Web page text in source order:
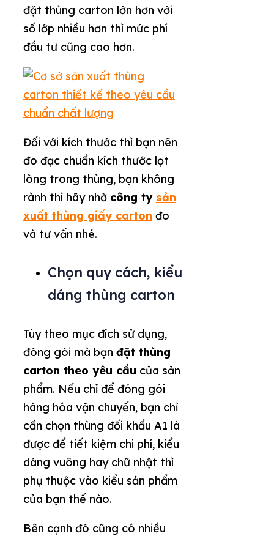
đặt thùng carton lớn hơn với
số lớp nhiều hơn thì mức phí
đầu tư cũng cao hơn.
Đối với kích thước thì bạn nên
đo đạc chuẩn kích thước lọt
lòng trong thùng, bạn không
rành thì hãy nhờ công ty sản
xuất thùng giấy carton đo
và tư vấn nhé.
Chọn quy cách, kiểu
dáng thùng carton
Tùy theo mục đích sử dụng,
đóng gói mà bạn đặt thùng
carton theo yêu cầu của sản
phẩm. Nếu chỉ để đóng gói
hàng hóa vận chuyển, bạn chỉ
cần chọn thùng đối khẩu A1 là
được để tiết kiệm chi phí, kiểu
dáng vuông hay chữ nhật thì
phụ thuộc vào kiểu sản phẩm
của bạn thế nào.
Bên cạnh đó cũng có nhiều